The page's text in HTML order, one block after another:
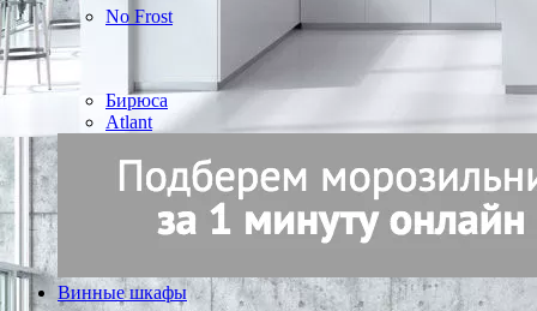
No Frost
Бирюса
Atlant
Винные шкафы